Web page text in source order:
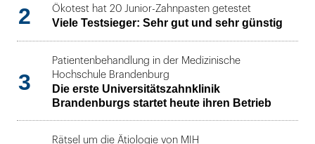
2 Ökotest hat 20 Junior-Zahnpasten getestet
Viele Testsieger: Sehr gut und sehr günstig
3
Patientenbehandlung in der Medizinische
Hochschule Brandenburg
Die erste Universitätszahnklinik
Brandenburgs startet heute ihren Betrieb
Rätsel um die Ätiologie von MIH